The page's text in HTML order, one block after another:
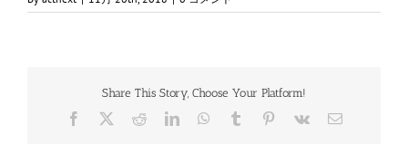
Share This Story, Choose Your Platform!
Facebook RedditLinkedInWhatsApp
Tumblr Pinterest
Vk
電